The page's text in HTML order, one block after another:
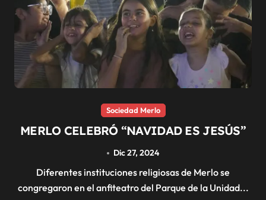
Sociedad Merlo
MERLO CELEBRÓ “NAVIDAD ES JESÚS”
Dic 27, 2024
Diferentes instituciones religiosas de Merlo se
congregaron en el anfiteatro del Parque de la Unidad...